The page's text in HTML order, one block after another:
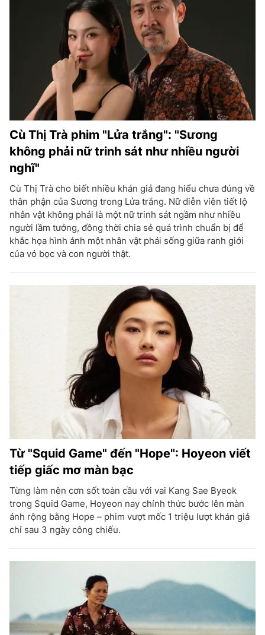
Cù Thị Trà phim "Lửa trắng": "Sương
không phải nữ trinh sát như nhiều người
nghĩ"
Cù Thị Trà cho biết nhiều khán giả đang hiểu chưa đúng về
thân phận của Sương trong Lửa trắng. Nữ diễn viên tiết lộ
nhân vật không phải là một nữ trinh sát ngầm như nhiều
người lầm tưởng, đồng thời chia sẻ quá trình chuẩn bị để
khắc họa hình ảnh một nhân vật phải sống giữa ranh giới
của vỏ bọc và con người thật.
Từ "Squid Game" đến "Hope": Hoyeon viết
tiếp giấc mơ màn bạc
Từng làm nên cơn sốt toàn cầu với vai Kang Sae Byeok
trong Squid Game, Hoyeon nay chính thức bước lên màn
ảnh rộng bằng Hope – phim vượt mốc 1 triệu lượt khán giả
chỉ sau 3 ngày công chiếu.